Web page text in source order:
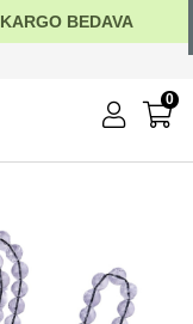
KARGO BEDAVA
0